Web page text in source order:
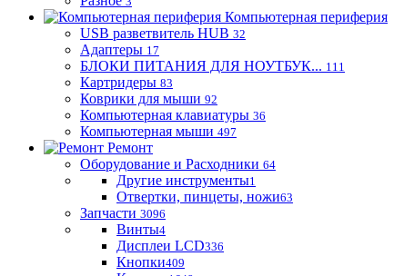
Компьютерная периферия
USB разветвитель HUB 32
Адаптеры 17
БЛОКИ ПИТАНИЯ ДЛЯ НОУТБУК... 111
Картридеры 83
Коврики для мыши 92
Компьютерная клавиатуры 36
Компьютерная мыши 497
Ремонт
Оборудование и Расходники 64
Другие инструменты1
Отвертки, пинцеты, ножи63
Запчасти 3096
Винты4
Дисплеи LCD336
Кнопки409